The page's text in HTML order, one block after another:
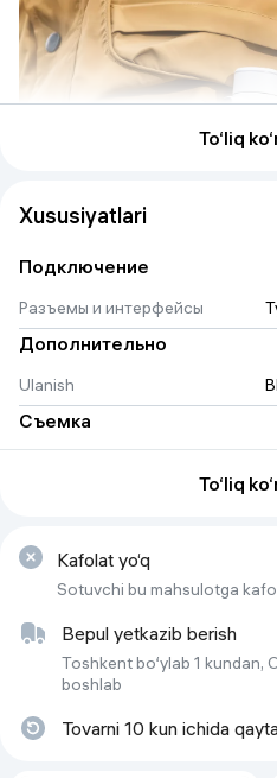
СКЛАДНОЙ И
Стабилизатор легко
компактный размер, что его
собой или нет, ведь он не будет
3-ОСЕВАЯ
классной. Благодаря 3-
To‘liq
Xususiyatlari
Подключение
Разъемы и интерфейсы
Дополнительно
Ulanish
Съемка
Тип
To‘liq
Kafolat yo‘q
Sotuvchi bu mahsulotga
Bepul yetkazib berish
Toshkent bo‘ylab 1 kundan,
boshlab
Tovarni 10 kun ichida